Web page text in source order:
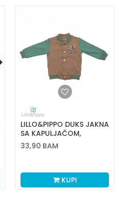
LILLO&PIPPO DUKS JAKNA
SA KAPULJAČOM,
DEČACI
33,90 BAM
KUPI